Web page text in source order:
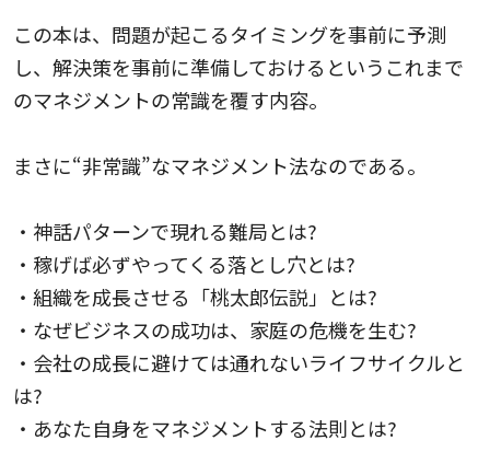
この本は、問題が起こるタイミングを事前に予測
し、解決策を事前に準備しておけるというこれまで
のマネジメントの常識を覆す内容。
まさに“非常識”なマネジメント法なのである。
・神話パターンで現れる難局とは?
・稼げば必ずやってくる落とし穴とは?
・組織を成長させる「桃太郎伝説」とは?
・なぜビジネスの成功は、家庭の危機を生む?
・会社の成長に避けては通れないライフサイクルと
は?
・あなた自身をマネジメントする法則とは?